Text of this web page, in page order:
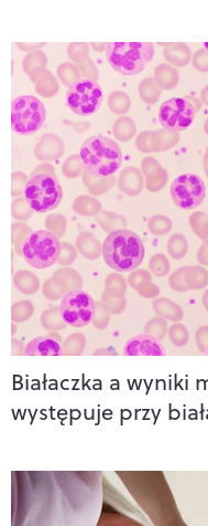
Białaczka a
występuje przy